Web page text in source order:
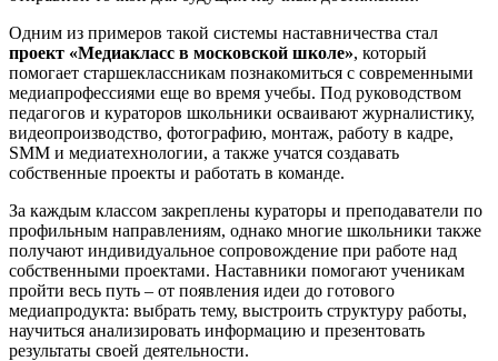
Одним из примеров такой системы наставничества стал
проект «Медиакласс в московской школе», который
помогает старшеклассникам познакомиться с современными
медиапрофессиями еще во время учебы. Под руководством
педагогов и кураторов школьники осваивают журналистику,
видеопроизводство, фотографию, монтаж, работу в кадре,
SMM и медиатехнологии, а также учатся создавать
собственные проекты и работать в команде.
За каждым классом закреплены кураторы и преподаватели по
профильным направлениям, однако многие школьники также
получают индивидуальное сопровождение при работе над
собственными проектами. Наставники помогают ученикам
пройти весь путь – от появления идеи до готового
медиапродукта: выбрать тему, выстроить структуру работы,
научиться анализировать информацию и презентовать
результаты своей деятельности.